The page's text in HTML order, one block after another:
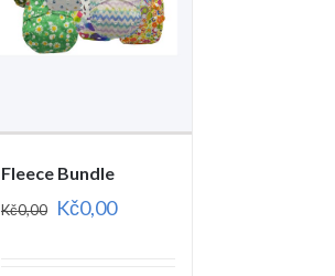
Fleece Bundle
Kč0,00 Kč0,00